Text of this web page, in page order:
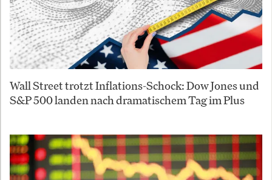
Wall Street trotzt Inflations-Schock: Dow Jones und
S&P 500 landen nach dramatischem Tag im Plus